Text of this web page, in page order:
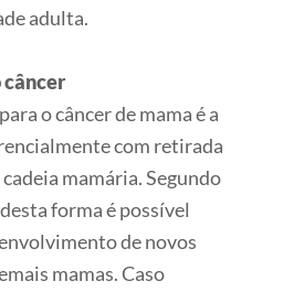
adulta.
câncer
o câncer de mama é a
com retirada
mamária. Segundo
forma é possível
de novos
mamas. Caso